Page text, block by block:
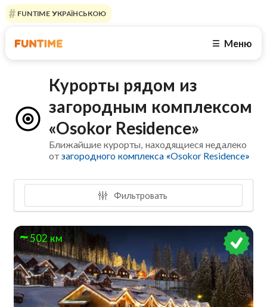
FUNTIME УКРАЇНСЬКОЮ
☰ Меню
Курорты рядом из
загородным комплексом
«Osokor Residence»
Ближайшие курорты, находящиеся недалеко
отзагородного комплекса «Osokor Residence»
Фильтровать
502 км